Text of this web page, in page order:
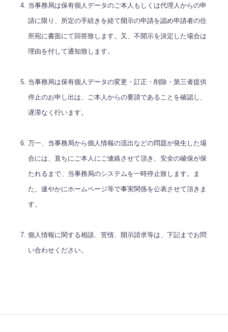
当事務局は保有個人データのご本人もしくは代理人からの申
請に限り、所定の手続きを経て開示の申請を認め申請者の住
所宛に書面にて回答致します。又、不開示を決定した場合は
理由を付して通知致します。
当事務局は保有個人データの変更・訂正・削除・第三者提供
停止のお申し出は、ご本人からの要請であることを確認し、
遅滞なく行います。
万一、当事務局から個人情報の流出などの問題が発生した場
合には、直ちにご本人にご連絡させて頂き、安全の確保が保
たれるまで、当事務局のシステムを一時停止致します。ま
た、速やかにホームページ等で事実関係を公表させて頂きま
す。
個人情報に関する相談、苦情、開示請求等は、下記までお問
い合わせください。